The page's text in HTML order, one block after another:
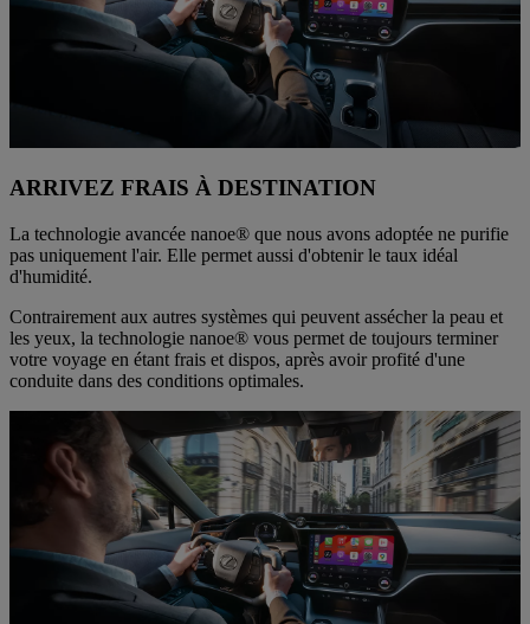
ARRIVEZ FRAIS À DESTINATION
La technologie avancée nanoe® que nous avons adoptée ne purifie
pas uniquement l'air. Elle permet aussi d'obtenir le taux idéal
d'humidité.
Contrairement aux autres systèmes qui peuvent assécher la peau et
les yeux, la technologie nanoe® vous permet de toujours terminer
votre voyage en étant frais et dispos, après avoir profité d'une
conduite dans des conditions optimales.